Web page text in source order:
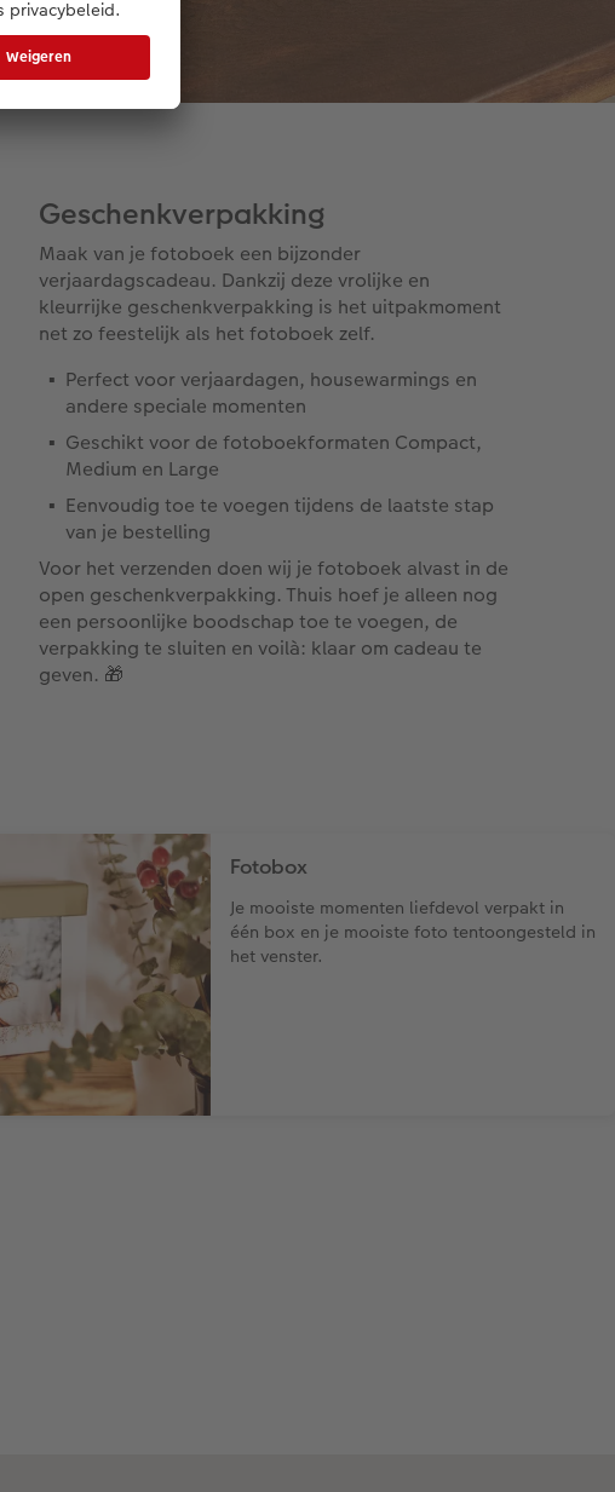
Geschenkverpakking
Maak van je fotoboek een bijzonder
verjaardagscadeau. Dankzij deze vrolijke en
kleurrijke geschenkverpakking is het uitpakmoment
net zo feestelijk als het fotoboek zelf.
Perfect voor verjaardagen, housewarmings en
andere speciale momenten
Geschikt voor de fotoboekformaten Compact,
Medium en Large
Eenvoudig toe te voegen tijdens de laatste stap
van je bestelling
Voor het verzenden doen wij je fotoboek alvast in de
open geschenkverpakking. Thuis hoef je alleen nog
een persoonlijke boodschap toe te voegen, de
verpakking te sluiten en voilà: klaar om cadeau te
geven. 🎁
Fotobox
Je mooiste momenten liefdevol verpakt in
één box en je mooiste foto tentoongesteld in
het venster.